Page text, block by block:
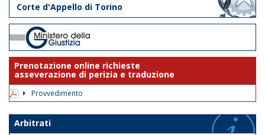
Corte d'Appello di Torino
Prenotazione online richieste
asseverazione di perizia e traduzione
Provvedimento
Arbitrati